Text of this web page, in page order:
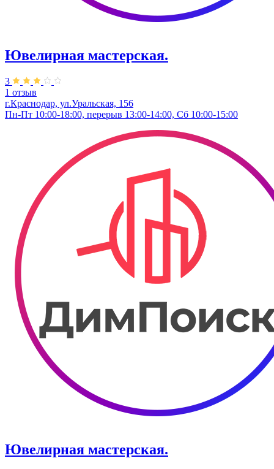
Ювелирная мастерская.
3
1 отзыв
г.Краснодар, ул.Уральская, 156
Пн-Пт 10:00-18:00, перерыв 13:00-14:00, Сб 10:00-15:00
Ювелирная мастерская.